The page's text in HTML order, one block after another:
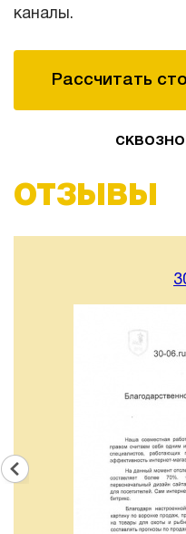
каналы.
Рассчитать
ОТЗЫВЫ